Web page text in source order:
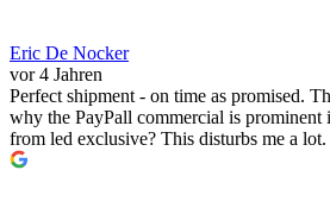
Eric De Nocker
vor 4 Jahren
Perfect shipment - on time as promised.
why the PayPall commercial is
from led exclusive? This disturbs me a lot.